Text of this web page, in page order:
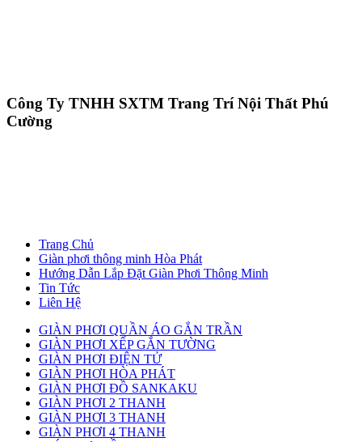
Công Ty TNHH SXTM Trang Trí Nội Thất Phú
Cường
Trang Chủ
Giàn phơi thông minh Hòa Phát
Hướng Dẫn Lắp Đặt Giàn Phơi Thông Minh
Tin Tức
Liên Hệ
GIÀN PHƠI QUẦN ÁO GẮN TRẦN
GIÀN PHƠI XẾP GẮN TƯỜNG
GIÀN PHƠI ĐIỆN TỬ
GIÀN PHƠI HÒA PHÁT
GIÀN PHƠI ĐỒ SANKAKU
GIÀN PHƠI 2 THANH
GIÀN PHƠI 3 THANH
GIÀN PHƠI 4 THANH